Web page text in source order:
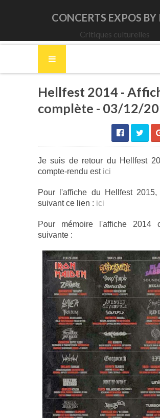
CONCERTS EXPOS BY
Critiques culturelles
Hellfest 2014 -
complète - 03/12/
Je suis de retour du Hellfest
compte-rendu est ici
Pour l'affiche du Hellfest
suivant ce lien : ici
Pour mémoire l'affiche 2014
suivante :